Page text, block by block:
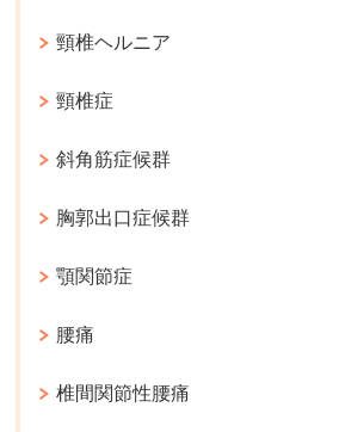
頸椎ヘルニア
頸椎症
斜角筋症候群
胸郭出口症候群
顎関節症
腰痛
椎間関節性腰痛